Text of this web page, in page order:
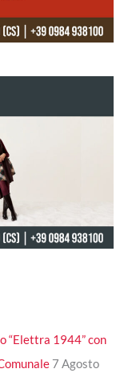
“Elettra 1944” con
7 Agosto